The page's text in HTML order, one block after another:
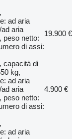
ad aria
aria
peso netto:
di assi:
19.900 €
capacità di
kg,
ad aria
aria
peso netto:
di assi:
4.900 €
ad aria